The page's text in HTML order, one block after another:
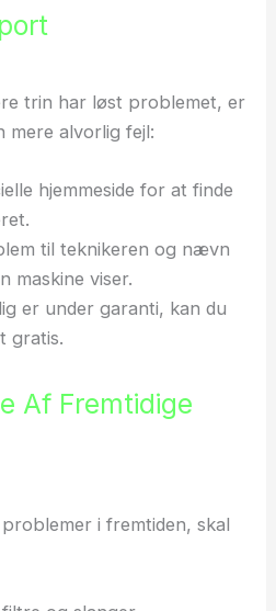
trin har løst problemet, er
mere alvorlig fejl:
hjemmeside for at finde
til teknikeren og nævn
maskine viser.
er under garanti, kan du
gratis.
Af Fremtidige
i fremtiden, skal